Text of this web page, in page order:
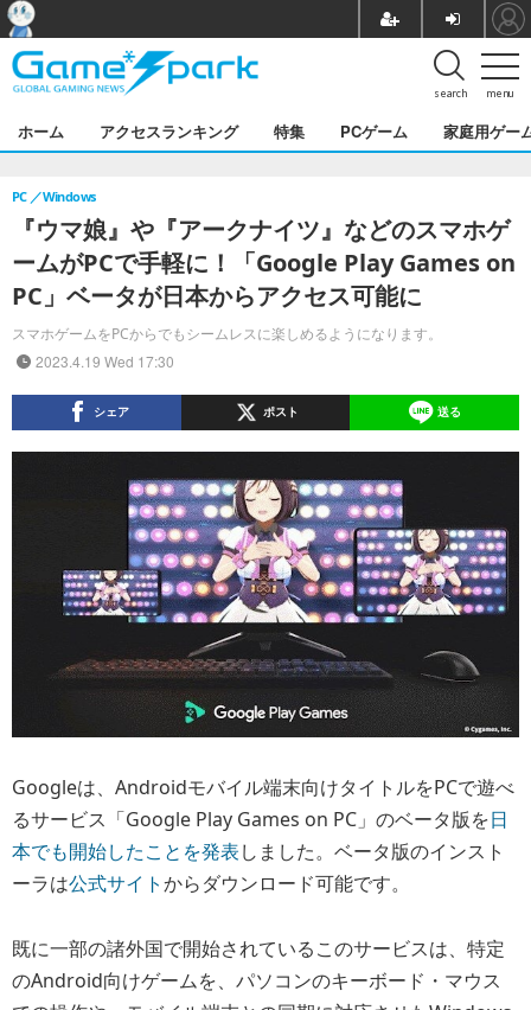
menu
search
ホーム アクセスランキング 特集 PCゲーム 家庭用ゲー
『ウマ娘』や『アークナイツ』などのスマホゲ
ームがPCで手軽に！「Google Play Games on
PC」ベータが日本からアクセス可能に
スマホゲームをPCからでもシームレスに楽しめるようになります。
PC Windows
2023.4.19 Wed 17:30
シェア ポスト 送る
Googleは、Androidモバイル端末向けタイトルをPCで遊べ
るサービス「Google Play Games on PC」のベータ版を日
本でも開始したことを発表しました。ベータ版のインスト
ーラは公式サイトからダウンロード可能です。
既に一部の諸外国で開始されているこのサービスは、特定
のAndroid向けゲームを、パソコンのキーボード・マウス